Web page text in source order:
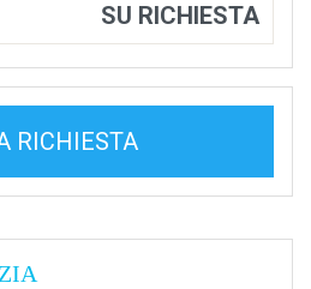
SU RICHIESTA
RICHIESTA